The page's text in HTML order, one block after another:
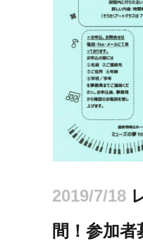
2019/7/18
間！参加者